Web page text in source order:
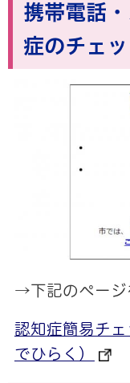
携帯電話
症のチェ
→下記のページ
認知症簡易チ
でひらく）